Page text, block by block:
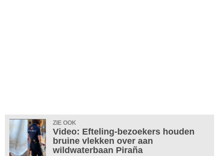
ZIE OOK
Video: Efteling-bezoekers houden
bruine vlekken over aan
wildwaterbaan Piraña